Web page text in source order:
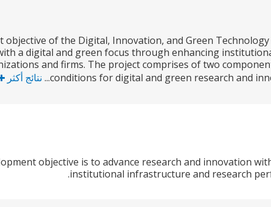
objective of the Digital, Innovation, and Green
a digital and green focus through enhancing
and firms. The project comprises of two
conditions for digital and green research and
نتائج أكثر
objective is to advance research and innovation
institutional infrastructure and research